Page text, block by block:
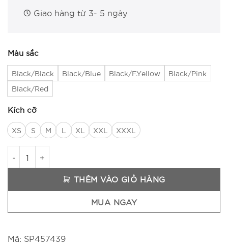
Giao hàng từ 3- 5 ngày
Màu sắc
Black/Black Black/Blue Black/F.Yellow
Black/Pink
Black/Red
Kích cỡ
XS S M L XL XXL XXXL
THÊM VÀO GIỎ HÀNG
MUA NGAY
Mã: SP457439